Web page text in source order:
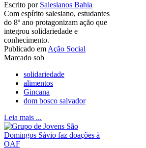
Escrito por Salesianos Bahia
Com espírito salesiano, estudantes
do 8º ano protagonizam ação que
integrou solidariedade e
conhecimento.
Publicado em Ação Social
Marcado sob
solidariedade
alimentos
Gincana
dom bosco salvador
Leia mais ...